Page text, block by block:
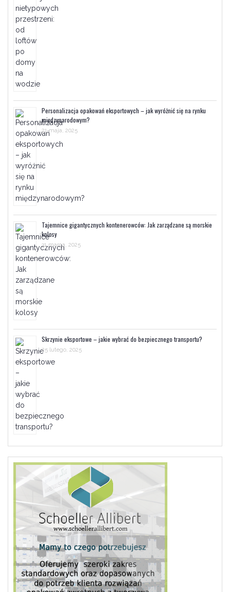
Personalizacja opakowań eksportowych – jak wyróżnić się na rynku
międzynarodowym?
21 maja, 2025
Tajemnice gigantycznych kontenerowców: Jak zarządzane są morskie
kolosy
31 marca, 2025
Skrzynie eksportowe – jakie wybrać do bezpiecznego transportu?
25 lutego, 2025